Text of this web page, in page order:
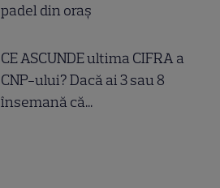
padel din oraș
CE ASCUNDE ultima CIFRA a
CNP-ului? Dacă ai 3 sau 8
însemană că...